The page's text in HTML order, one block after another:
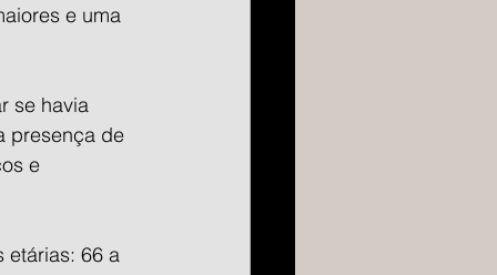
e uma
se havia
presença de
e
etárias: 66 a